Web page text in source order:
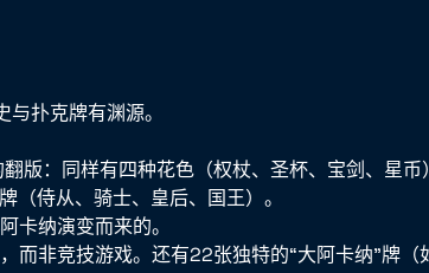
扑克牌有渊源。
版：同样有四种花色（权杖、圣杯、宝剑、星币
（侍从、骑士、皇后、国王）。
卡纳演变而来的。
而非竞技游戏。还有22张独特的“大阿卡纳”牌（